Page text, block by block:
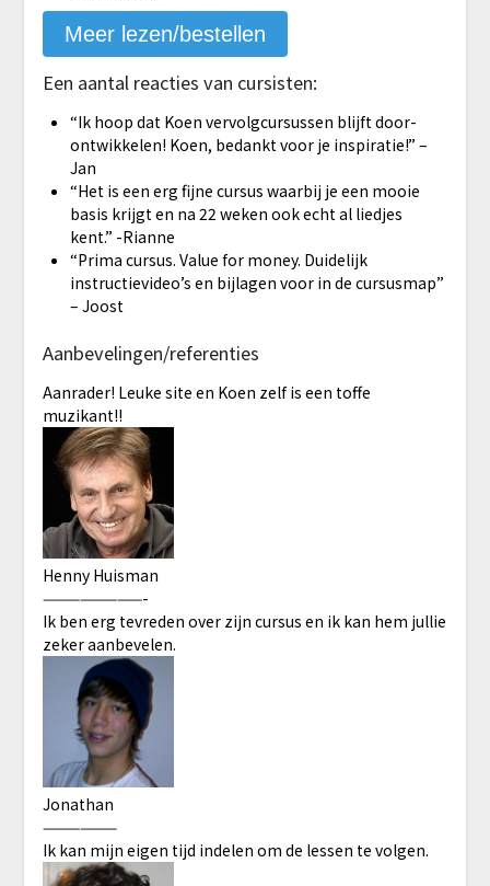
Meer lezen/bestellen
Een aantal reacties van cursisten:
“Ik hoop dat Koen vervolgcursussen blijft door-
ontwikkelen! Koen, bedankt voor je inspiratie!” –
Jan
“Het is een erg fijne cursus waarbij je een mooie
basis krijgt en na 22 weken ook echt al liedjes
kent.” -Rianne
“Prima cursus. Value for money. Duidelijk
instructievideo’s en bijlagen voor in de cursusmap”
– Joost
Aanbevelingen/referenties
Aanrader! Leuke site en Koen zelf is een toffe
muzikant!!
Henny Huisman
————————-
Ik ben erg tevreden over zijn cursus en ik kan hem jullie
zeker aanbevelen.
Jonathan
——————
Ik kan mijn eigen tijd indelen om de lessen te volgen.